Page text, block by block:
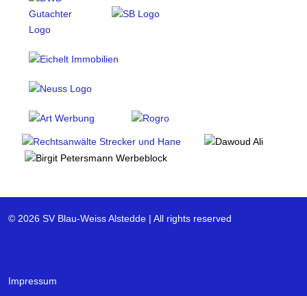
© 2026 SV Blau-Weiss Alstedde | All rights reserved
Impressum